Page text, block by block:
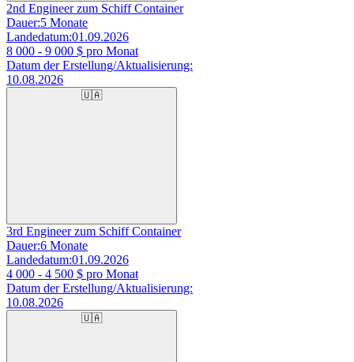
2nd Engineer zum Schiff Container
Dauer:5 Monate
Landedatum:01.09.2026
8 000 - 9 000 $ pro Monat
Datum der Erstellung/Aktualisierung:
10.08.2026
🇺🇦
3rd Engineer zum Schiff Container
Dauer:6 Monate
Landedatum:01.09.2026
4 000 - 4 500 $ pro Monat
Datum der Erstellung/Aktualisierung:
10.08.2026
🇺🇦